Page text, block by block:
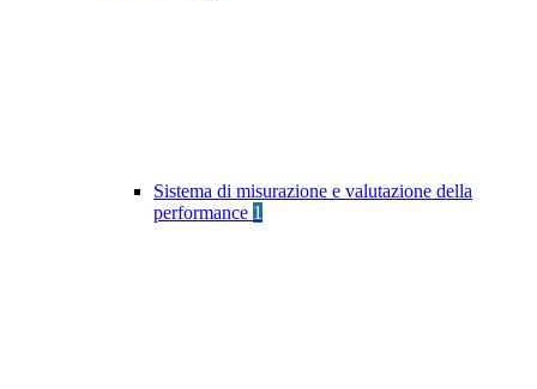
Sistema di misurazione e valutazione della
performance 1